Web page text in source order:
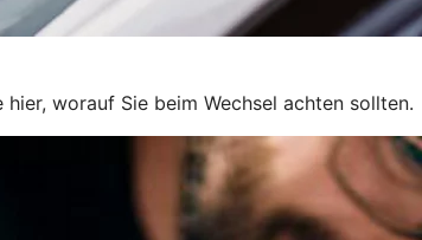
worauf Sie beim Wechsel achten sollten.